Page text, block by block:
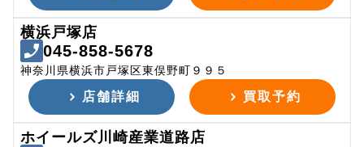
横浜戸塚店
045-858-5678
神奈川県横浜市戸塚区東俣野町９９５
店舗詳細 買取予約
ホイールズ川崎産業道路店